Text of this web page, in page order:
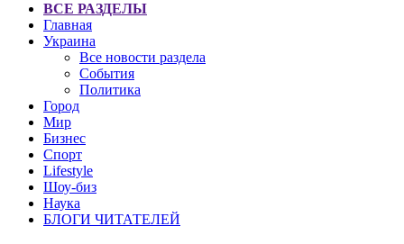
ВСЕ РАЗДЕЛЫ
Главная
Украина
Все новости раздела
События
Политика
Город
Мир
Бизнес
Спорт
Lifestyle
Шоу-биз
Наука
БЛОГИ ЧИТАТЕЛЕЙ